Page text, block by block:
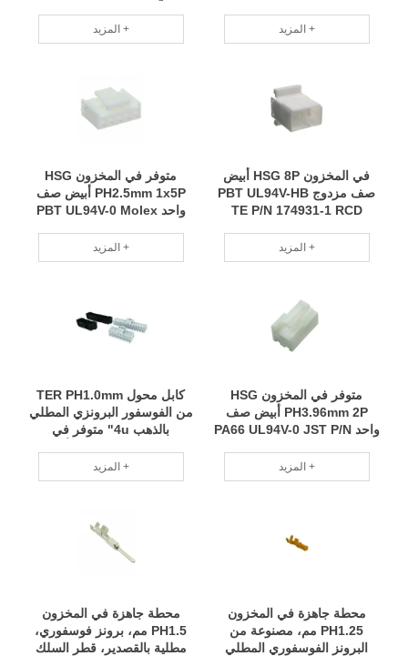
016020069 RCD
المزيد +
H11602PS-2# RCD
المزيد +
متوفر في المخزون HSG
PH2.5mm 1x5P أبيض صف
واحد PBT UL94V-0 Molex
المزيد +
في المخزون HSG 8P أبيض
صف مزدوج PBT UL94V-HB
TE P/N 174931-1 RCD
المزيد +
كابل محول TER PH1.0mm
من الفوسفور البرونزي المطلي
بالذهب 4u" متوفر في
A1014-GPE-A RCD
المزيد +
متوفر في المخزون HSG
PH3.96mm 2P أبيض صف
واحد PA66 UL94V-0 JST P/N
المزيد +
محطة جاهزة في المخزون
PH1.5 مم، برونز فوسفوري،
مطلية بالقصدير، قطر السلك
محطة جاهزة في المخزون
PH1.25 مم، مصنوعة من
البرونز الفوسفوري المطلي